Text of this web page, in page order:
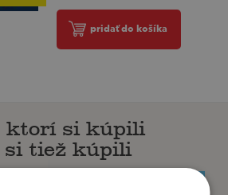
pridať do košíka
ktorí si kúpili
tiež kúpili